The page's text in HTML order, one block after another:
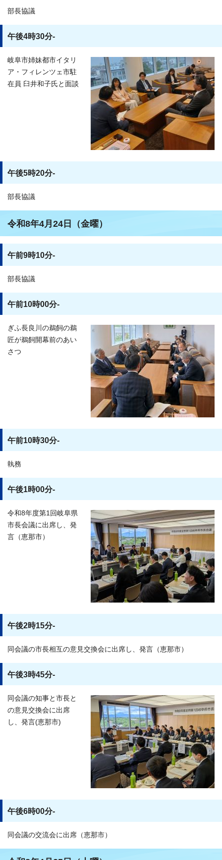
部長協議
午後4時30分-
岐阜市姉妹都市イタリ
ア・フィレンツェ市駐
在員 臼井和子氏と面談
午後5時20分-
部長協議
令和8年4月24日（金曜）
午前9時10分-
部長協議
午前10時00分-
ぎふ長良川の鵜飼の鵜
匠が鵜飼開幕前のあい
さつ
午前10時30分-
執務
午後1時00分-
令和8年度第1回岐阜県
市長会議に出席し、発
言（恵那市）
午後2時15分-
同会議の市長相互の意見交換会に出席し、発言（恵那市）
午後3時45分-
同会議の知事と市長と
の意見交換会に出席
し、発言(恵那市)
午後6時00分-
同会議の交流会に出席（恵那市）